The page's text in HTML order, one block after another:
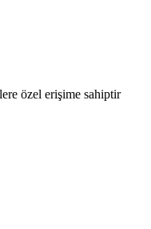
özel erişime sahiptir